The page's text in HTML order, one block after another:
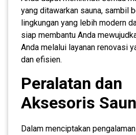
yang ditawarkan sauna, sambil
lingkungan yang lebih modern
siap membantu Anda
Anda melalui layanan renovasi
dan efisien.
Peralatan dan
Aksesoris
Dalam menciptakan